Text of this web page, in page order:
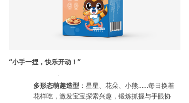
“小手一捏，快乐开动！”
·
多形态萌趣造型 ：星星、花朵、小熊……每日换着
花样吃，激发宝宝探索兴趣，锻炼抓握与手眼协